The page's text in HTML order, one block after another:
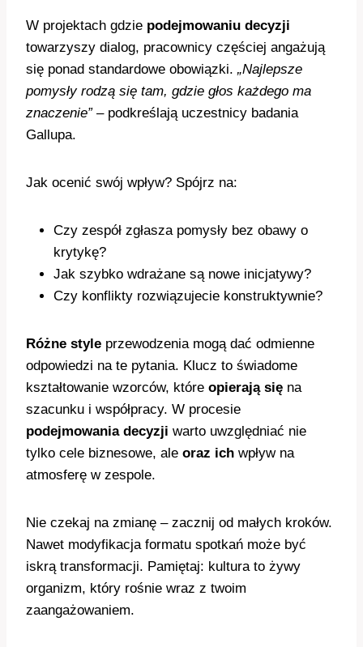
W projektach gdzie podejmowaniu decyzji
towarzyszy dialog, pracownicy częściej angażują
się ponad standardowe obowiązki. „Najlepsze
pomysły rodzą się tam, gdzie głos każdego ma
znaczenie”– podkreślają uczestnicy badania
Gallupa.
Jak ocenić swój wpływ? Spójrz na:
Czy zespół zgłasza pomysły bez obawy o
krytykę?
Jak szybko wdrażane są nowe inicjatywy?
Czy konflikty rozwiązujecie konstruktywnie?
Różne style przewodzenia mogą dać odmienne
odpowiedzi na te pytania. Klucz to świadome
kształtowanie wzorców, które opierają się na
szacunku i współpracy. W procesie
podejmowania decyzji warto uwzględniać nie
tylko cele biznesowe, ale oraz ich wpływ na
atmosferę w zespole.
Nie czekaj na zmianę – zacznij od małych kroków.
Nawet modyfikacja formatu spotkań może być
iskrą transformacji. Pamiętaj: kultura to żywy
organizm, który rośnie wraz z twoim
zaangażowaniem.